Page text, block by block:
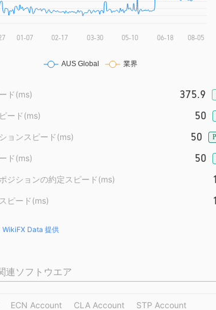
ド(ms) 375.9
ード(ms) 50
ョンスピード(ms) 50
ド(ms) 50
ジションの約定スピード(ms)
ピード(ms)
WikiFX Data 提供
連ソフトウエア
ECN Account CLA Account STP Account